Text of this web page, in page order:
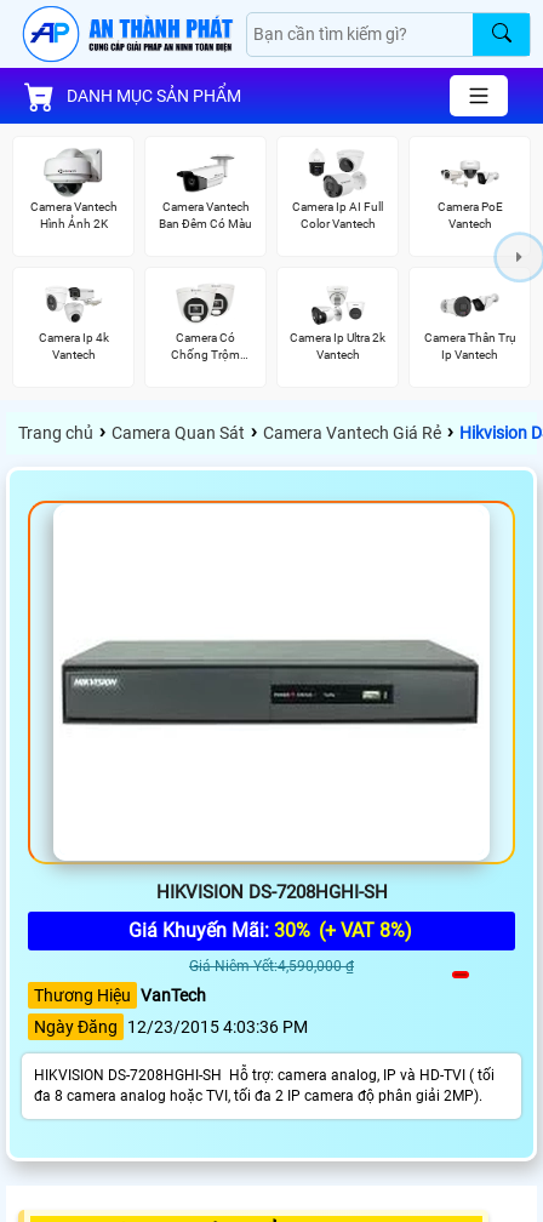
DANH MỤC SẢN PHẨM
Camera Vantech
Hình Ảnh 2K
Camera Vantech
Ban Đêm Có Màu
Camera Ip AI Full
Color Vantech
Camera PoE
Vantech
Camera Ip 4k
Vantech
Camera Có
Chống Trộm
Camera Ip Ultra 2k
Vantech
Camera Thân Trụ
Ip Vantech
Trang chủ › Camera Quan Sát › Camera Vantech Giá Rẻ › Hikvision
HIKVISION DS-7208HGHI-SH
Giá Khuyến Mãi: 30% (+ VAT 8%)
Giá Niêm Yết:4,590,000 ₫
Thương Hiệu VanTech
Ngày Đăng
12/23/2015 4:03:36 PM
HIKVISION DS-7208HGHI-SH Hỗ trợ: camera analog, IP và HD-TVI ( tối
đa 8 camera analog hoặc TVI, tối đa 2 IP camera độ phân giải 2MP).